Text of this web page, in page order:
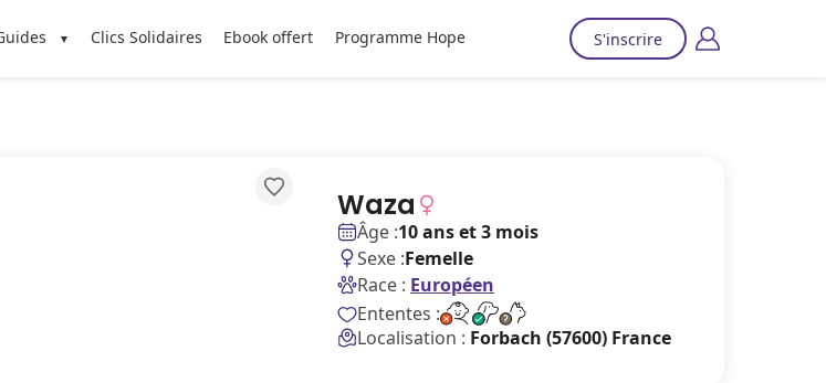
Clics Solidaires Ebook offert Programme Hope S'inscrire
Waza
Âge :10 ans et 3 mois
Sexe :Femelle
Race : Européen
Ententes :
Localisation : Forbach (57600) France